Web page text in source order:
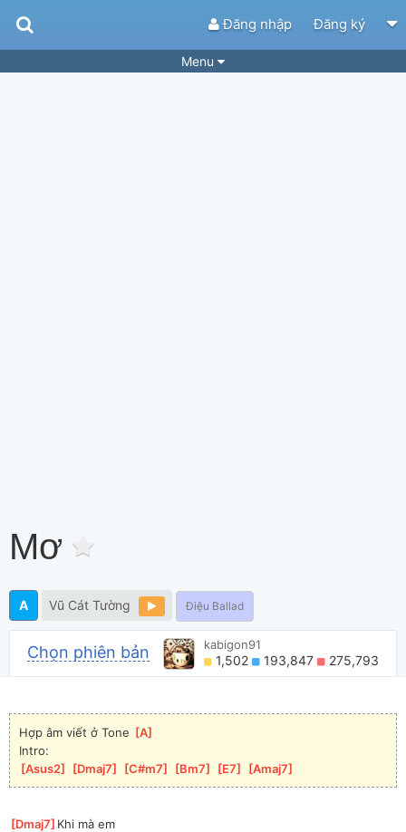
Đăng nhập Đăng ký
Menu
Mơ
A Vũ Cát Tường Điệu Ballad
Chọn phiên bản kabigon91
1,502 193,847 275,793
Hợp âm viết ở Tone [A
Intro:
[Asus2 [Dmaj7 [C#m7 [Bm7 [E7 [Amaj7
[Dmaj7 ]Khi mà em